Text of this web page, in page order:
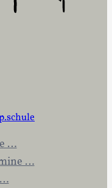
…
…
…